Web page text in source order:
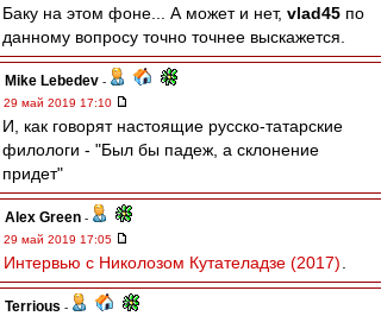
Баку на этом фоне... А может и нет, vlad45 по
данному вопросу точно точнее выскажется.
Mike Lebedev -
29 май 2019 17:10
И, как говорят настоящие русско-татарские
филологи - "Был бы падеж, а склонение
придет"
Alex Green -
29 май 2019 17:05
Интервью с Николозом Кутателадзе (2017)
Terrious -